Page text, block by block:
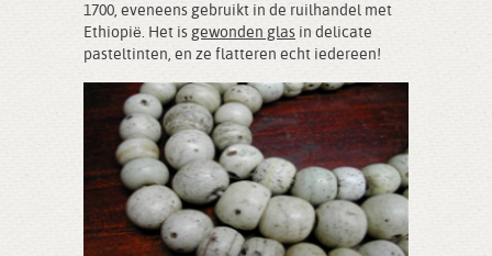
1700, eveneens gebruikt in de ruilhandel met
Ethiopië. Het is gewonden glas in delicate
pasteltinten, en ze flatteren echt iedereen!